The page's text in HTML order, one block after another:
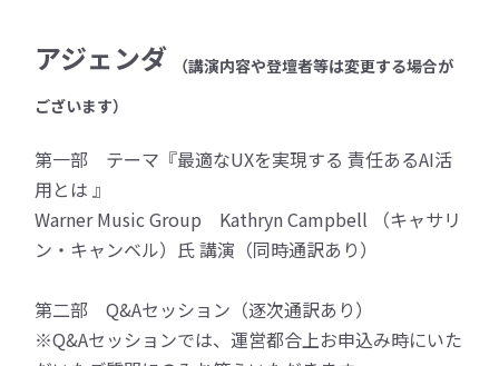
アジェンダ
（講演内容や登壇者等は変更する場合が
ございます）
第一部 テーマ『最適なUXを実現する 責任あるAI活
用とは 』
Warner Music Group Kathryn Campbell （キャサリ
ン・キャンベル）氏 講演（同時通訳あり）
第二部 Q&Aセッション（逐次通訳あり）
※Q&Aセッションでは、運営都合上お申込み時にいた